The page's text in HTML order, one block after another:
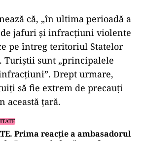
că, „în ultima perioadă a
jafuri și infracțiuni violente
pe întreg teritoriul Statelor
Turiștii sunt „principalele
Drept urmare,
să fie extrem de precauți
această țară.
Prima reacție a ambasadorul